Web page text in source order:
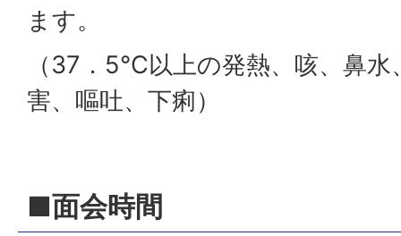
ます。
（37．5℃以上の発熱、咳、鼻水
害、嘔吐、下痢）
■面会時間